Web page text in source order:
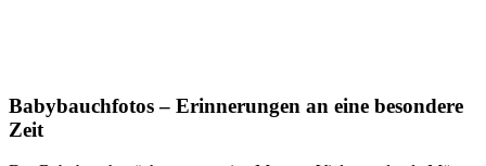
Babybauchfotos – Erinnerungen an eine besondere
Zeit